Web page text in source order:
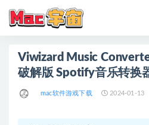
Viwizard Music
破解版 Spotify音乐转换
mac软件游戏下载 2024-01-13